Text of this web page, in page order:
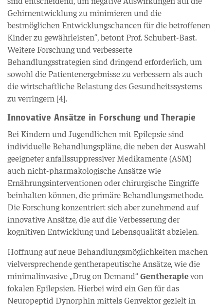
Gehirnentwicklung zu minimieren und die
bestmöglichen Entwicklungschancen für die betroffenen
Kinder zu gewährleisten“, betont Prof. Schubert-Bast.
Weitere Forschung und verbesserte
Behandlungsstrategien sind dringend erforderlich, um
sowohl die Patientenergebnisse zu verbessern als auch
die wirtschaftliche Belastung des Gesundheitssystems
zu verringern [4].
Innovative Ansätze in Forschung und Therapie
Bei Kindern und Jugendlichen mit Epilepsie sind
individuelle Behandlungspläne, die neben der Auswahl
geeigneter anfallssuppressiver Medikamente (ASM)
auch nicht-pharmakologische Ansätze wie
Ernährungsinterventionen oder chirurgische Eingriffe
beinhalten können, die primäre Behandlungsmethode.
Die Forschung konzentriert sich aber zunehmend auf
innovative Ansätze, die auf die Verbesserung der
kognitiven Entwicklung und Lebensqualität abzielen.
Hoffnung auf neue Behandlungsmöglichkeiten machen
vielversprechende gentherapeutische Ansätze, wie die
minimalinvasive „Drug on Demand“Gentherapievon
fokalen Epilepsien. Hierbei wird ein Gen für das
Neuropeptid Dynorphin mittels Genvektor gezielt in